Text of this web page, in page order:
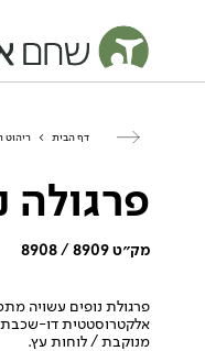
דף הבית > ריהוט
פרגולה
מק״ט 8909 / 8908
פרגולת נופים עשויה
אלקטרוסטטית דו-
מנוקבת / לוחות עץ.